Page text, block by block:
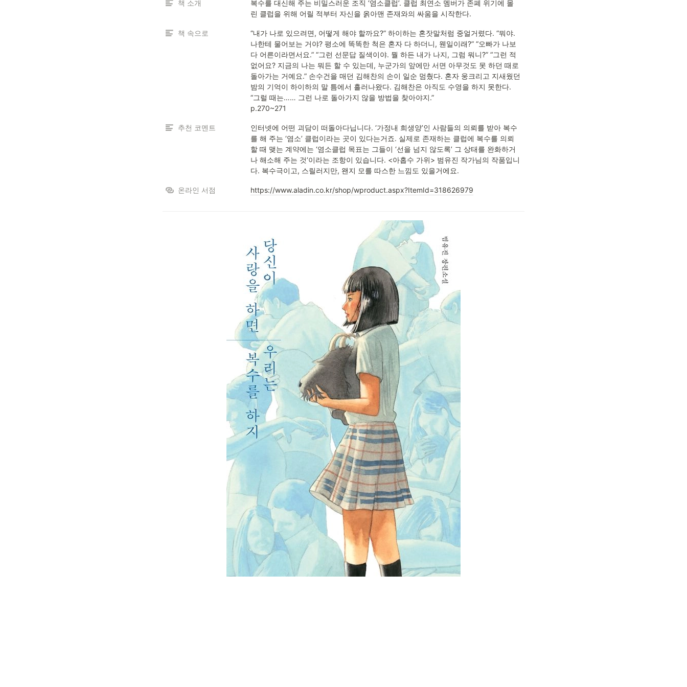
책 소개
복수를 대신해 주는 비밀스러운 조직 ‘염소클럽’. 클럽 최연소 멤버가 존폐 위기에 몰
린 클럽을 위해 어릴 적부터 자신을 옭아맨 존재와의 싸움을 시작한다.
책 속으로
“내가 나로 있으려면, 어떻게 해야 할까요?” 하이하는 혼잣말처럼 중얼거렸다. “뭐야.
나한테 물어보는 거야? 평소에 똑똑한 척은 혼자 다 하더니, 웬일이래?” “오빠가 나보
다 어른이라면서요.” “그런 선문답 질색이야. 뭘 하든 내가 나지, 그럼 뭐니?” “그런 적
없어요? 지금의 나는 뭐든 할 수 있는데, 누군가의 앞에만 서면 아무것도 못 하던 때로
돌아가는 거예요.” 손수건을 매던 김해찬의 손이 일순 멈췄다. 혼자 웅크리고 지새웠던
밤의 기억이 하이하의 말 틈에서 흘러나왔다. 김해찬은 아직도 수영을 하지 못한다.
“그럴 때는…… 그런 나로 돌아가지 않을 방법을 찾아야지.”
p.270~271
추천 코멘트
인터넷에 어떤 괴담이 떠돌아다닙니다. ‘가정내 희생양’인 사람들의 의뢰를 받아 복수
를 해 주는 ‘염소’ 클럽이라는 곳이 있다는거죠. 실제로 존재하는 클럽에 복수를 의뢰
할 때 맺는 계약에는 ‘염소클럽 목표는 그들이 ‘선을 넘지 않도록’ 그 상태를 완화하거
나 해소해 주는 것‘이라는 조항이 있습니다. <아홉수 가위> 범유진 작가님의 작품입니
다. 복수극이고, 스릴러지만, 왠지 모를 따스한 느낌도 있을거에요.
온라인 서점 https://www.aladin.co.kr/shop/wproduct.aspx?ItemId=318626979